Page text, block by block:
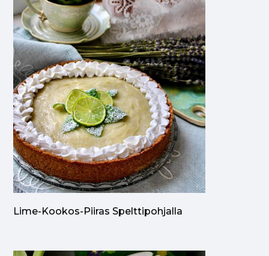
Lime-Kookos-Piiras Spelttipohjalla